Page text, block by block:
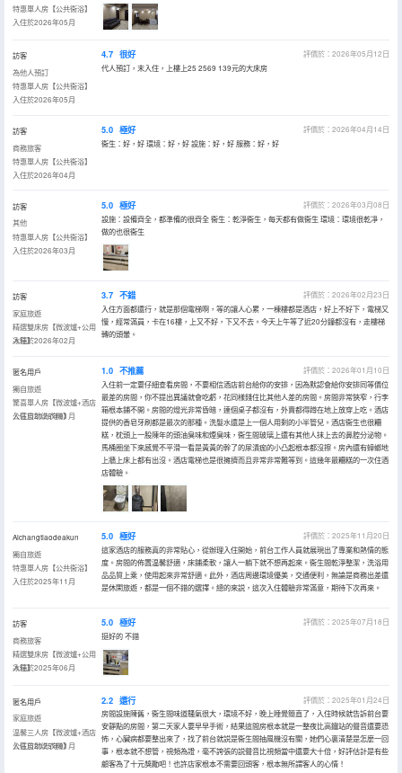
特惠單人房【公共衞浴】
入住於2026年05月
訪客
為他人預訂
特惠單人房【公共衞浴】
入住於2026年05月
4.7 很好
評價於：2026年05月12日
代人預訂，末入住，上樓上25 2569 139元的大床房
訪客
商務旅客
特惠單人房【公共衞浴】
入住於2026年04月
5.0 極好
評價於：2026年04月14日
衞生：好，好 環境：好，好 設施：好，好 服務：好，好
訪客
其他
特惠單人房【公共衞浴】
入住於2026年03月
5.0 極好
評價於：2026年03月08日
設施：設備齊全，都準備的很齊全 衞生：乾淨衞生，每天都有做衞生 環境：環境很乾凈，
做的也很衞生
訪客
家庭旅遊
精選雙床房【微波爐+公用
冰箱】
入住於2026年02月
3.7 不錯
評價於：2026年02月23日
入住方面都還行，就是那個電梯啊，等的讓人心累，一棟樓都是酒店，好上不好下，電梯又
慢，經常滿員，卡在16樓，上又不好，下又不去。今天上午等了近20分鐘都沒有，走樓梯
轉的頭暈。
匿名用戶
獨自旅遊
驚喜單人房【微波爐+酒店
公區自助洗衣機】
入住於2026年01月
1.0 不推薦
評價於：2026年01月10日
入住前一定要仔細查看房間，不要相信酒店前台給你的安排，因為默認會給你安排同等價位
最差的房間，你不提出異議就會吃虧，花同樣錢住比其他人差的房間。房間非常狹窄，行李
箱根本鋪不開。房間的燈光非常昏暗，連個桌子都沒有，外賣都得蹲在地上放穿上吃。酒店
提供的香皂牙刷都是最次的那種。洗髮水還是上一個人用剩的小半管兒。酒店衞生也很糟
糕，枕頭上一股陳年的頭油臭味和煙臭味，衞生間玻璃上還有其他人抹上去的鼻腔分泌物。
馬桶圈坐下來感覺不平滑一看是黃黃的幹了的尿漬痂的小凸起根本都沒擦。房內還有蟑螂地
上牆上床上都有出沒。酒店電梯也是很擁擠而且非常非常難等到。這幾年最糟糕的一次住酒
店體驗。
Aichangtiaodeakun
獨自旅遊
特惠單人房【公共衞浴】
入住於2025年11月
5.0 極好
評價於：2025年11月20日
這家酒店的服務真的非常貼心，從辦理入住開始，前台工作人員就展現出了專業和熱情的態
度。房間的佈置温馨舒適，床鋪柔軟，讓人一躺下就不想再起來。衞生間乾淨整潔，洗浴用
品品質上乘，使用起來非常舒適。此外，酒店周邊環境優美，交通便利，無論是商務出差還
是休閑旅遊，都是一個不錯的選擇。總的來説，這次入住體驗非常滿意，期待下次再來。
訪客
商務旅客
精選雙床房【微波爐+公用
冰箱】
入住於2025年06月
5.0 極好
評價於：2025年07月18日
挺好的 不錯
匿名用戶
家庭旅遊
温馨三人房【微波爐+酒店
公區自助洗衣機】
入住於2025年01月
2.2 還行
評價於：2025年01月24日
房間設施陳舊，衞生間味道騷氣很大，環境不好，晚上睡覺簡直了，入住時候就告訴前台要
安靜點的房間，第二天家人要早早手術，結果這間房根本就是一整夜比高鐵站的聲音還要恐
怖，心臟病都要整出來了，找了前台就説是衞生間抽風機沒有關，她們心裏清楚是怎麼一回
事，根本就不想管，視頻為證，毫不誇張的説聲音比視頻當中還要大十倍，好評估計是有些
顧客為了十元獎勵吧！也許店家根本不需要回頭客，根本無所謂客人的心情！